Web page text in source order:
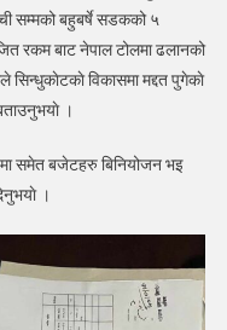
सम्मको बहुबर्षे सडकको ५
रकम बाट नेपाल टोलमा ढलानको
विकासमा मद्दत पुगेकाे
।
समेत बजेटहरु बिनियोजन भइ
।